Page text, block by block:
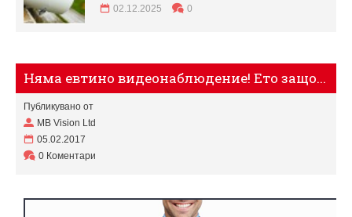
02.12.2025 0
Няма евтино видеонаблюдение! Ето защо...
Публикувано от
MB Vision Ltd
05.02.2017
0 Коментари